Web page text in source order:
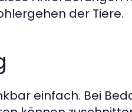
der Tiere.
einfach. Bei